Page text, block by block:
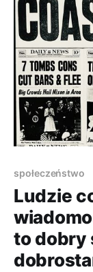
społeczeństwo
Ludzie
to dobry